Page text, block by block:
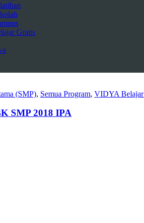
Gratis
(SMP), Semua Program, VIDYA
SMP 2018 IPA